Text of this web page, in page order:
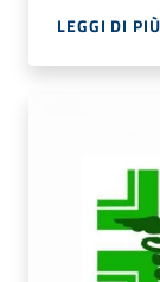
LEGGI DI PIÙ